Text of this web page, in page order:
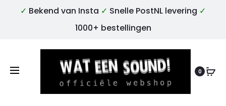
✓ Bekend van Insta ✓ Snelle PostNL levering ✓
1000+ bestellingen
0